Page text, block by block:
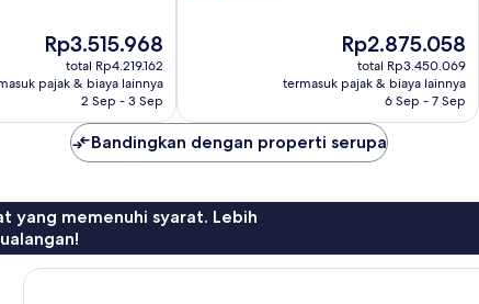
Harga
sekarang
Rp3.515.968
Rp3.515.968
total Rp4.219.162
pajak & biaya lainnya
2 Sep - 3 Sep
Harga
sekarang
Rp2.875.058
Rp2.875.058
total Rp3.450.069
termasuk pajak & biaya lainnya
6 Sep - 7 Sep
Bandingkan dengan properti serupa
yang memenuhi syarat. Lebih